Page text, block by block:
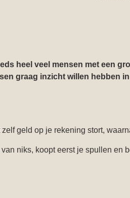
heel veel mensen met een
graag inzicht willen hebben
geld op je rekening stort,
niks, koopt eerst je spullen